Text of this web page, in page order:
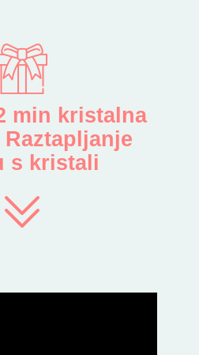
min kristalna
Raztapljanje
s kristali